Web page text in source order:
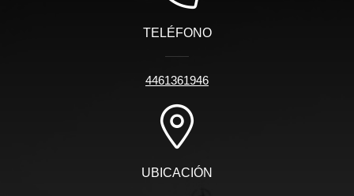
TELÉFONO
4461361946
UBICACIÓN